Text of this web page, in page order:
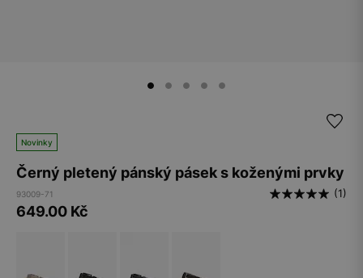
Novinky
Černý pletený pánský pásek s koženými prvky
93009-71 (1)
649.00 Kč